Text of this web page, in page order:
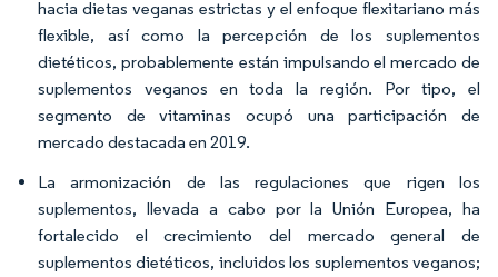
hacia dietas veganas estrictas y el enfoque flexitariano más
flexible, así como la percepción de los suplementos
dietéticos, probablemente están impulsando el mercado de
suplementos veganos en toda la región. Por tipo, el
segmento de vitaminas ocupó una participación de
mercado destacada en 2019.
La armonización de las regulaciones que rigen los
suplementos, llevada a cabo por la Unión Europea, ha
fortalecido el crecimiento del mercado general de
suplementos dietéticos, incluidos los suplementos veganos;